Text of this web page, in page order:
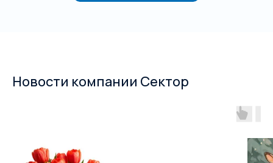
Новости компании Сектор